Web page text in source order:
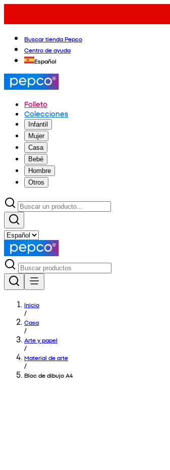
Buscar tienda Pepco
Centro de ayuda
Español
Folleto
Colecciones
Infantil
Mujer
Casa
Bebé
Hombre
Otros
Inicio
/
Casa
/
Arte y papel
/
Material de arte
/
Bloc de dibujo A4